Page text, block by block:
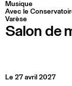
Musique
Avec le
Varèse
Salon de
Le 27 avril 2027